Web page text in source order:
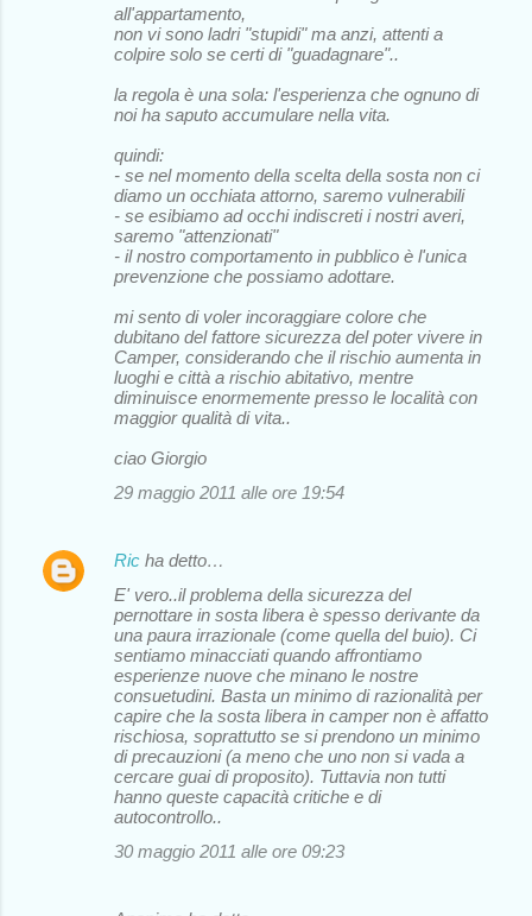
all'appartamento,
non vi sono ladri "stupidi" ma anzi, attenti a
colpire solo se certi di "guadagnare"..
la regola è una sola: l'esperienza che ognuno di
noi ha saputo accumulare nella vita.
quindi:
- se nel momento della scelta della sosta non ci
diamo un occhiata attorno, saremo vulnerabili
- se esibiamo ad occhi indiscreti i nostri averi,
saremo "attenzionati"
- il nostro comportamento in pubblico è l'unica
prevenzione che possiamo adottare.
mi sento di voler incoraggiare colore che
dubitano del fattore sicurezza del poter vivere in
Camper, considerando che il rischio aumenta in
luoghi e città a rischio abitativo, mentre
diminuisce enormemente presso le località con
maggior qualità di vita..
ciao Giorgio
29 maggio 2011 alle ore 19:54
Ric ha detto…
E' vero..il problema della sicurezza del
pernottare in sosta libera è spesso derivante da
una paura irrazionale (come quella del buio). Ci
sentiamo minacciati quando affrontiamo
esperienze nuove che minano le nostre
consuetudini. Basta un minimo di razionalità per
capire che la sosta libera in camper non è affatto
rischiosa, soprattutto se si prendono un minimo
di precauzioni (a meno che uno non si vada a
cercare guai di proposito). Tuttavia non tutti
hanno queste capacità critiche e di
autocontrollo..
30 maggio 2011 alle ore 09:23